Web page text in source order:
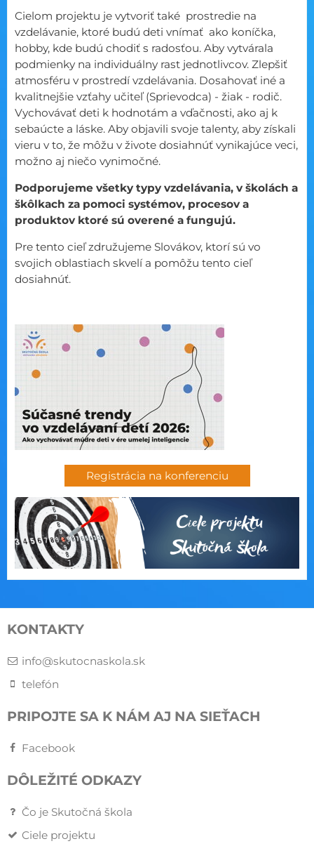
Cielom projektu je vytvoriť také prostredie na
vzdelávanie, ktoré budú deti vnímať ako koníčka,
hobby, kde budú chodiť s radosťou. Aby vytvárala
podmienky na individuálny rast jednotlivcov. Zlepšiť
atmosféru v prostredí vzdelávania. Dosahovať iné a
kvalitnejšie vzťahy učiteľ (Sprievodca) - žiak - rodič.
Vychovávať deti k hodnotám a vďačnosti, ako aj k
sebaúcte a láske. Aby objavili svoje talenty, aby získali
vieru v to, že môžu v živote dosiahnúť vynikajúce veci,
možno aj niečo vynimočné.
Podporujeme všetky typy vzdelávania, v školách a
škôlkach za pomoci systémov, procesov a
produktov ktoré sú overené a fungujú.
Pre tento cieľ združujeme Slovákov, ktorí sú vo
svojich oblastiach skvelí a pomôžu tento cieľ
dosiahnúť.
Registrácia na konferenciu
KONTAKTY
info@skutocnaskola.sk
telefón
PRIPOJTE SA K NÁM AJ NA SIEŤACH
Facebook
DÔLEŽITÉ ODKAZY
Čo je Skutočná škola
Ciele projektu